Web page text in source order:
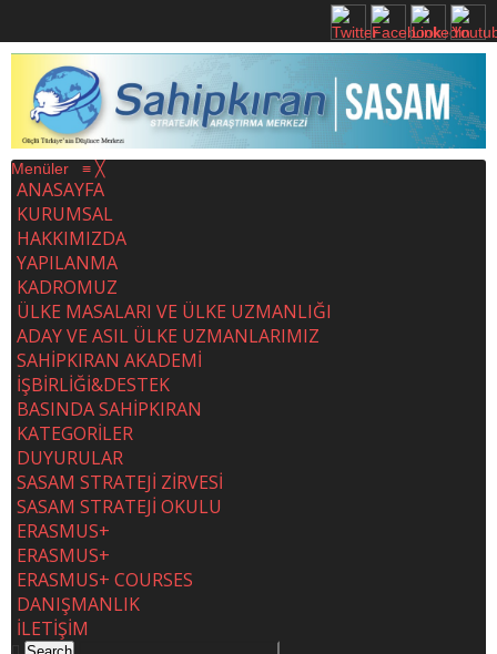
Menüler ≡ ╳
ANASAYFA
KURUMSAL
HAKKIMIZDA
YAPILANMA
KADROMUZ
ÜLKE MASALARI VE ÜLKE UZMANLIĞI
ADAY VE ASIL ÜLKE UZMANLARIMIZ
SAHİPKIRAN AKADEMİ
İŞBİRLİĞİ&DESTEK
BASINDA SAHİPKIRAN
KATEGORİLER
DUYURULAR
SASAM STRATEJİ ZİRVESİ
SASAM STRATEJİ OKULU
ERASMUS+
ERASMUS+
ERASMUS+ COURSES
DANIŞMANLIK
İLETİŞİM